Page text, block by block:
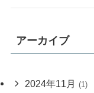
アーカイブ
2024年11月 (1)